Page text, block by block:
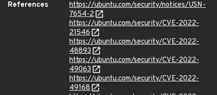
References
https://ubuntu.com/security/notices/USN-
7654-2
https://ubuntu.com/security/CVE-2022-
21546
https://ubuntu.com/security/CVE-2022-
48893
https://ubuntu.com/security/CVE-2022-
49063
https://ubuntu.com/security/CVE-2022-
49168